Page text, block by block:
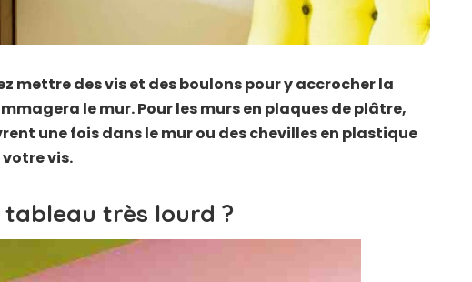
mettre des vis et des boulons pour y accrocher la
le mur. Pour les murs en plaques de plâtre,
une fois dans le mur ou des chevilles en plastique
vis.
très lourd ?